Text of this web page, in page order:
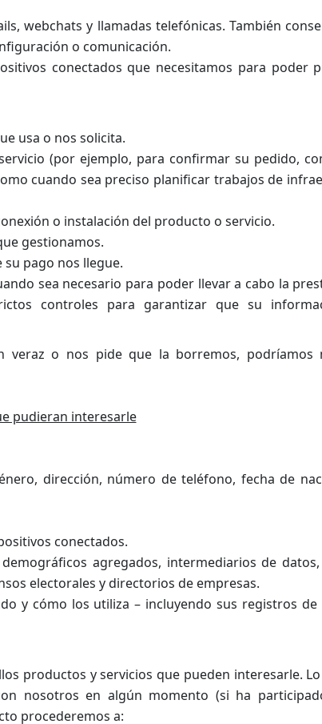
webchats y llamadas telefónicas. También
o comunicación.
conectados que necesitamos para poder
usa o nos solicita.
(por ejemplo, para confirmar su pedido,
cuando sea preciso planificar trabajos de
o instalación del producto o servicio.
gestionamos.
pago nos llegue.
sea necesario para poder llevar a cabo la
controles para garantizar que su
veraz o nos pide que la borremos, podríamos
pudieran interesarle
dirección, número de teléfono, fecha de
conectados.
agregados, intermediarios de
electorales y directorios de empresas.
y cómo los utiliza – incluyendo sus registros de
productos y servicios que pueden interesarle.
nosotros en algún momento (si ha
procederemos a: